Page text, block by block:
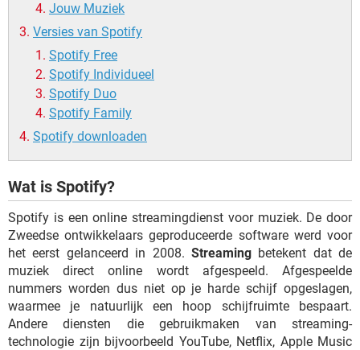
Jouw Muziek
Versies van Spotify
Spotify Free
Spotify Individueel
Spotify Duo
Spotify Family
Spotify downloaden
Wat is Spotify?
Spotify is een online streamingdienst voor muziek. De door
Zweedse ontwikkelaars geproduceerde software werd voor
het eerst gelanceerd in 2008. Streamingbetekent dat de
muziek direct online wordt afgespeeld. Afgespeelde
nummers worden dus niet op je harde schijf opgeslagen,
waarmee je natuurlijk een hoop schijfruimte bespaart.
Andere diensten die gebruikmaken van streaming-
technologie zijn bijvoorbeeld YouTube, Netflix, Apple Music